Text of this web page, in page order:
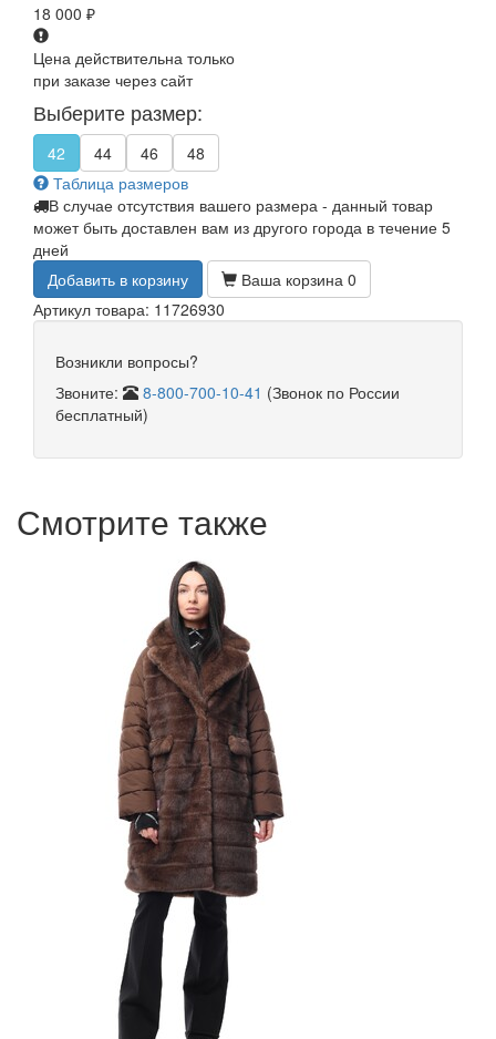
18 000 ₽
Цена действительна только
при заказе через сайт
Выберите размер:
42 44 46
48
Таблица размеров
В случае отсутствия вашего размера - данный товар
может быть доставлен вам из другого города в течение 5
дней
Добавить в корзину
Ваша корзина 0
Артикул товара: 11726930
Возникли вопросы?
Звоните:
8-800-700-10-41 (Звонок по России
бесплатный)
Смотрите также